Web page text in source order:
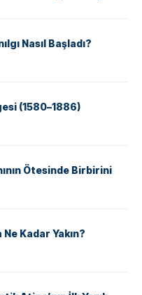
Nasıl Başladı?
(1580–1886)
Ötesinde Birbirini
Kadar Yakın?